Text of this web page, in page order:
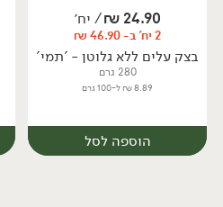
יח׳
24.90
₪/ יח׳
2 יח' ב- 46.90 ₪
בצק עלים ללא גלוטן - 'תמי'
280 גרם
8.89 ₪ ל-100 גרם
הוספה לסל